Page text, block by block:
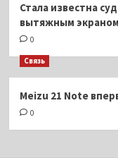
Стала известна
вытяжным экраном
0
Связь
Meizu 21 Note
0